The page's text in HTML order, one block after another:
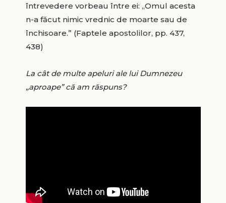
întrevedere vorbeau între ei: „Omul acesta
n-a făcut nimic vrednic de moarte sau de
închisoare.” (Faptele apostolilor, pp. 437,
438)
La cât de multe apeluri ale lui Dumnezeu
„aproape” că am răspuns?